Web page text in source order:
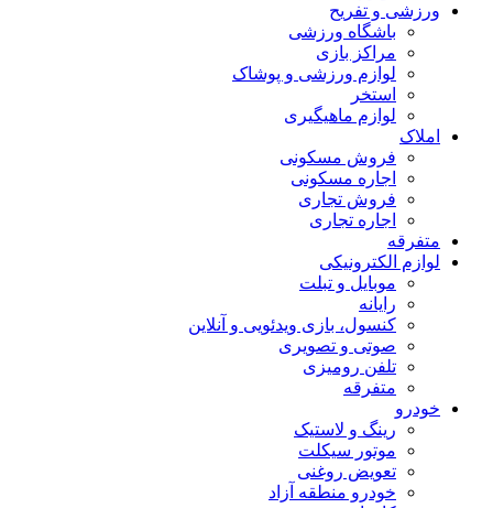
ورزشی و تفریح
باشگاه ورزشی
مراکز بازی
لوازم ورزشی و پوشاک
استخر
لوازم ماهیگیری
املاک
فروش مسکونی
اجاره مسکونی
فروش تجاری
اجاره تجاری
متفرقه
لوازم الکترونیکی
موبایل و تبلت
رایانه
کنسول، بازی‌ ویدئویی و آنلاین
صوتی و تصویری
تلفن رومیزی
متفرقه
خودرو
رینگ و لاستیک
موتور سیکلت
تعویض روغنی
خودرو منطقه آزاد